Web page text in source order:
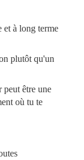
et à long terme
plutôt qu'un
peut être une
où tu te